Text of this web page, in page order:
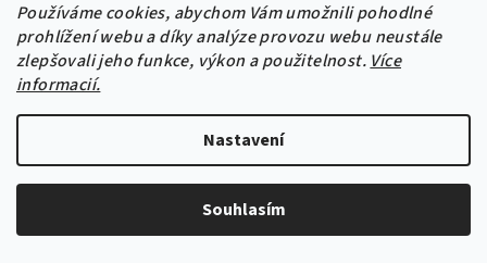
Používáme cookies, abychom Vám umožnili pohodlné
prohlížení webu a díky analýze provozu webu neustále
zlepšovali jeho funkce, výkon a použitelnost. Více
informacií.
Nastavení
Souhlasím